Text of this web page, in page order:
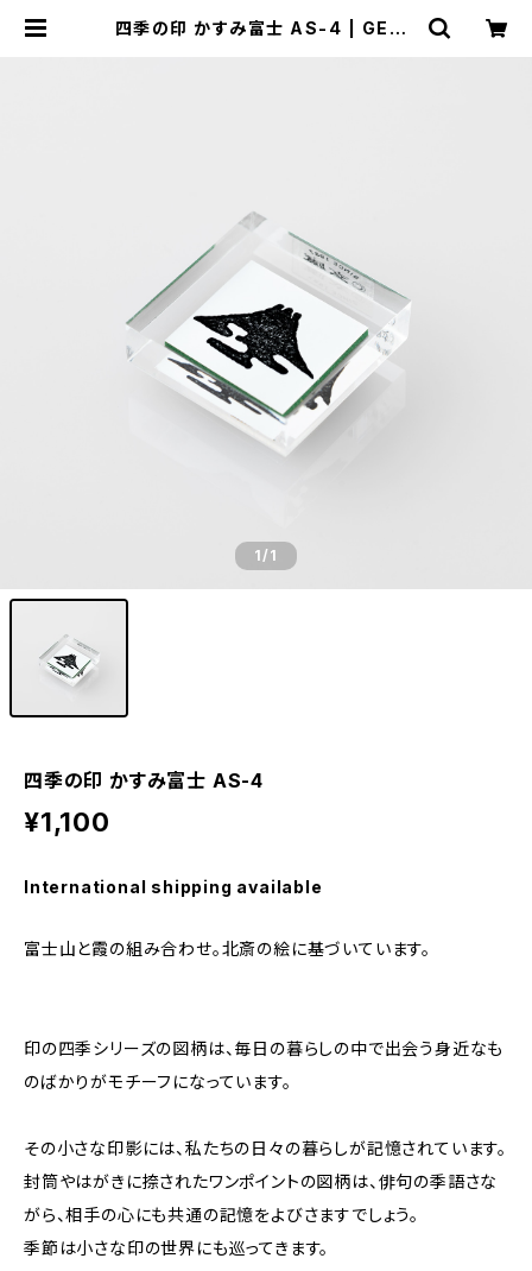
四季の印 かすみ富士 AS-4 | GENR
1/1
四季の印 かすみ富士 AS-4
¥1,100
International shipping available
富士山と霞の組み合わせ。北斎の絵に基づいています。
印の四季シリーズの図柄は、毎日の暮らしの中で出会う身近なも
のばかりがモチーフになっています。
その小さな印影には、私たちの日々の暮らしが記憶されています。
封筒やはがきに捺されたワンポイントの図柄は、俳句の季語さな
がら、相手の心にも共通の記憶をよびさますでしょう。
季節は小さな印の世界にも巡ってきます。